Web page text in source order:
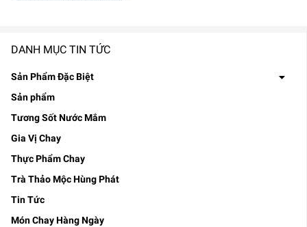
DANH MỤC TIN TỨC
Sản Phẩm Đặc Biệt
Sản phẩm
Tương Sốt Nước Mắm
Gia Vị Chay
Thực Phẩm Chay
Trà Thảo Mộc Hùng Phát
Tin Tức
Món Chay Hàng Ngày